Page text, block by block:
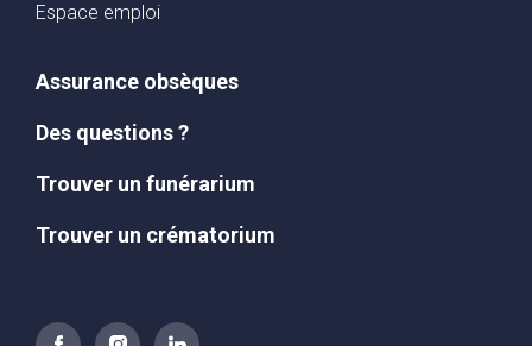
Espace emploi
Assurance obsèques
Des questions ?
Trouver un funérarium
Trouver un crématorium